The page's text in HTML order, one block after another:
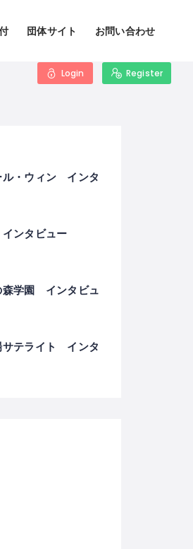
団体サイト お問い合わせ
Login Register
ル・ウィン インタ
ンタビュー
森学園 インタビュ
サテライト インタ